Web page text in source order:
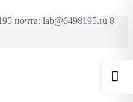
почта: lab@6498195.ru 8